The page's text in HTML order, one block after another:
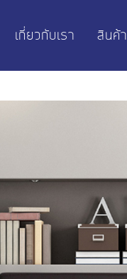
เกี่ยวกับเรา สินค้า